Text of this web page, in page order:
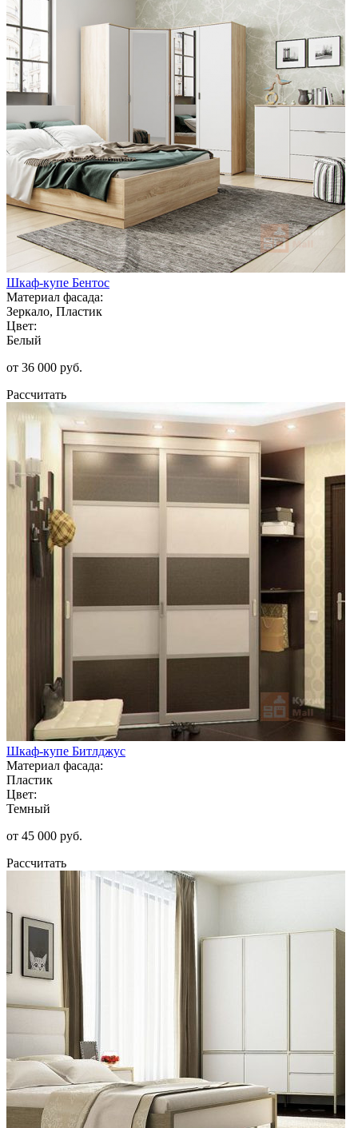
Шкаф-купе Бентос
Материал фасада:
Зеркало, Пластик
Цвет:
Белый
от 36 000 руб.
Рассчитать
Шкаф-купе Битлджус
Материал фасада:
Пластик
Цвет:
Темный
от 45 000 руб.
Рассчитать